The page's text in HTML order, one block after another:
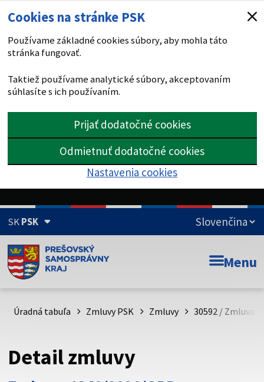
Cookies na stránke PSK
Používame základné cookies súbory, aby mohla táto
stránka fungovať.
Taktiež používame analytické súbory, akceptovaním
súhlasíte s ich používaním.
Prijať dodatočné cookies
Odmietnuť dodatočné cookies
Nastavenia cookies
SKPSK
Doména psk.sk je oficiálna
Toto je oficiálna webová stránka Prešovského
psk.sk.
Buďte pozorní a vždy sa uistite, že zdieľate informácie iba
cez zabezpečenú webovú stránku. Zabezpečená stránka
Menu
Úradná tabuľa Zmluvy PSK Zmluvy 30592 / Zmluva
Detail zmluvy